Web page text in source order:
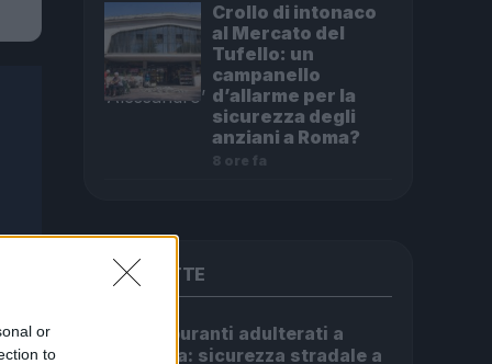
or
to
Crollo di intonaco
al Mercato del
Tufello: un
campanello
d’allarme per la
sicurezza degli
anziani a Roma?
8 ore fa
PIÙ LETTE
Carburanti adulterati a
Roma: sicurezza stradale a